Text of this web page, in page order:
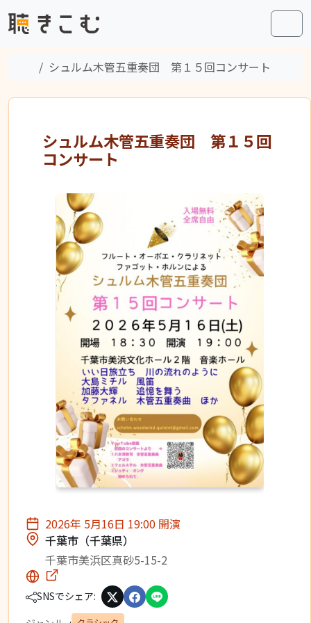
Home
シュルム木管五重奏団 第１５回コンサート
シュルム木管五重奏団 第１５回
コンサート
2026年 5月16日 19:00 開演
千葉市（千葉県）
千葉市美浜区真砂5-15-2
SNSでシェア: